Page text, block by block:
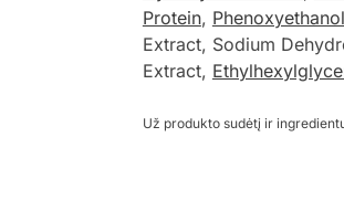
Protein, Phenoxyethanol
Extract, Sodium
Extract,
Už produkto sudėtį ir